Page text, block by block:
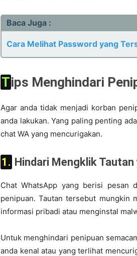
Baca Juga :
Cara Melihat Password yang
Tips Menghindari
Agar anda tidak menjadi korban
anda lakukan. Yang paling penting
chat WA yang mencurigakan.
1. Hindari Mengklik
Chat WhatsApp yang berisi pesan
penipuan. Tautan tersebut mungkin
informasi pribadi atau menginstal
Untuk menghindari penipuan
anda kenal atau yang terlihat